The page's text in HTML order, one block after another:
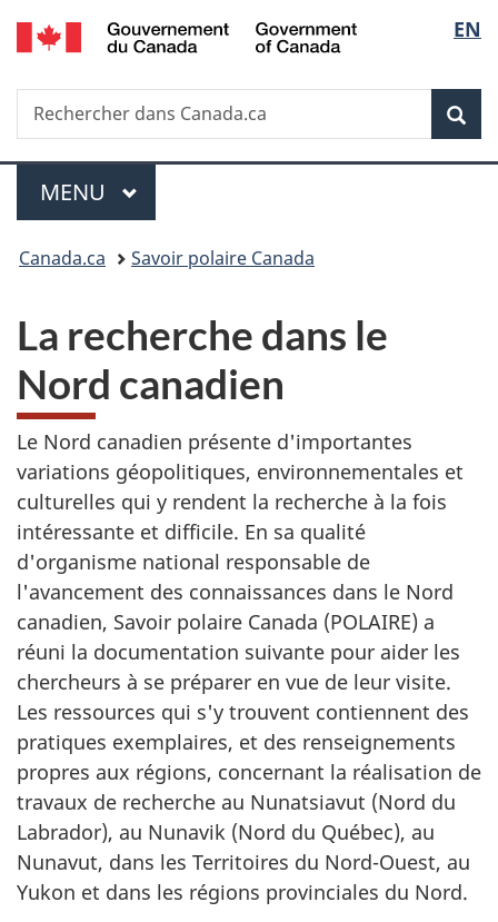
Passer
au
principal
Passer
à
Au
du
Passer
à
version
simplifiée
de
la
EN
Recherche
Rechercher
dans
Menu
MENU PRINCIPAL
Vous
ici :
Canada.ca Savoir polaire Canada
La recherche dans le
Nord canadien
Le Nord canadien présente d'importantes
variations géopolitiques, environnementales et
culturelles qui y rendent la recherche à la fois
intéressante et difficile. En sa qualité
d'organisme national responsable de
l'avancement des connaissances dans le Nord
canadien, Savoir polaire Canada (POLAIRE) a
réuni la documentation suivante pour aider les
chercheurs à se préparer en vue de leur visite.
Les ressources qui s'y trouvent contiennent des
pratiques exemplaires, et des renseignements
propres aux régions, concernant la réalisation de
travaux de recherche au Nunatsiavut (Nord du
Labrador), au Nunavik (Nord du Québec), au
Nunavut, dans les Territoires du Nord-Ouest, au
Yukon et dans les régions provinciales du Nord.